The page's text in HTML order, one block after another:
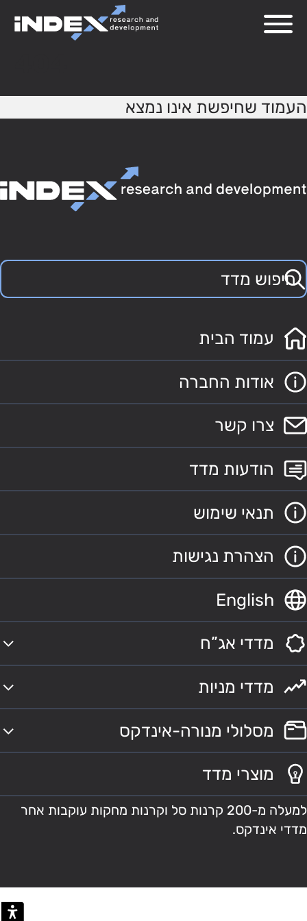
העמוד שחיפשת אינו נמצא
עמוד הבית
אודות החברה
צרו קשר
הודעות מדד
תנאי שימוש
הצהרת נגישות
English
מדדי אג”ח
מדדי מניות
מסלולי מנורה-אינדקס
מוצרי מדד
למעלה מ-200 קרנות סל וקרנות מחקות עוקבות אחר
מדדי אינדקס.